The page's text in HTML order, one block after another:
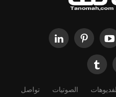
الصوتيات تواصل